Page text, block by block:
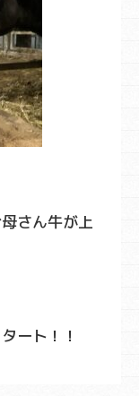
さん牛が上
ート！！